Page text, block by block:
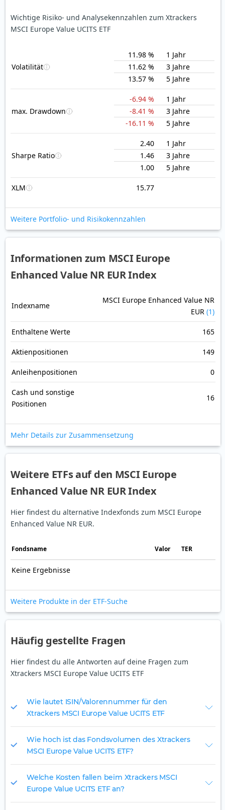
Wichtige Risiko- und Analysekennzahlen zum Xtrackers
MSCI Europe Value UCITS ETF
Volatilität
11.98 %
1 Jahr
11.62 %
3 Jahre
13.57 %
5 Jahre
max. Drawdown
-6.94 %
1 Jahr
-8.41 %
3 Jahre
-16.11 %
5 Jahre
Sharpe Ratio
2.40
1 Jahr
1.46
3 Jahre
1.00
5 Jahre
XLM 15.77
Weitere Portfolio- und Risikokennzahlen
Informationen zum MSCI Europe
Enhanced Value NR EUR Index
Indexname
MSCI Europe Enhanced Value NR
EUR (1)
Enthaltene Werte 165
Aktienpositionen 149
Anleihenpositionen 0
Cash und sonstige
Positionen
16
Mehr Details zur Zusammensetzung
Weitere ETFs auf den MSCI Europe
Enhanced Value NR EUR Index
Hier findest du alternative Indexfonds zum MSCI Europe
Enhanced Value NR EUR.
Fonds­name Valor TER
Keine Ergebnisse
Weitere Produkte in der ETF-Suche
Häufig gestellte Fragen
Hier findest du alle Antworten auf deine Fragen zum
Xtrackers MSCI Europe Value UCITS ETF
Wie lautet ISIN/Valorennummer für den
Xtrackers MSCI Europe Value UCITS ETF
Wie hoch ist das Fondsvolumen des Xtrackers
MSCI Europe Value UCITS ETF?
Welche Kosten fallen beim Xtrackers MSCI
Europe Value UCITS ETF an?